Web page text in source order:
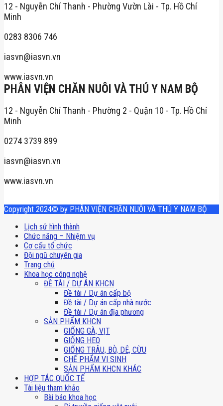
12 - Nguyễn Chí Thanh - Phường Vườn Lài - Tp. Hồ Chí
Minh
0283 8306 746
iasvn@iasvn.vn
www.iasvn.vn
PHÂN VIỆN CHĂN NUÔI VÀ THÚ Y NAM BỘ
12 - Nguyễn Chí Thanh - Phường 2 - Quận 10 - Tp. Hồ Chí
Minh
0274 3739 899
iasvn@iasvn.vn
www.iasvn.vn
Copyright 2024© by PHÂN VIỆN CHĂN NUÔI VÀ THÚ Y NAM BỘ
Lịch sử hình thành
Chức năng – Nhiệm vụ
Cơ cấu tổ chức
Đội ngũ chuyên gia
Trang chủ
Khoa học công nghệ
ĐỀ TÀI / DỰ ÁN KHCN
Đề tài / Dự án cấp bộ
Đề tài / Dự án cấp nhà nước
Đề tài / Dự án địa phương
SẢN PHẨM KHCN
GIỐNG GÀ, VỊT
GIỐNG HEO
GIỐNG TRÂU, BÒ, DÊ, CỪU
CHẾ PHẨM VI SINH
SẢN PHẨM KHCN KHÁC
HỢP TÁC QUỐC TẾ
Tài liệu tham khảo
Bài báo khoa học